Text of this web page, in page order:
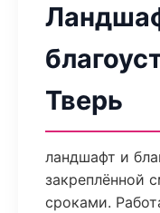
Тверь
ландшафт и
закреплённой
сроками.